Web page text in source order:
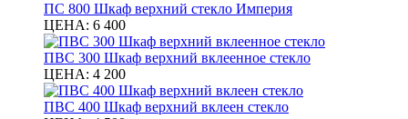
ПС 800 Шкаф верхний стекло Империя
ЦЕНА: 6 400
ПВС 300 Шкаф верхний вклеенное стекло
ЦЕНА: 4 200
ПВС 400 Шкаф верхний вклеен стекло